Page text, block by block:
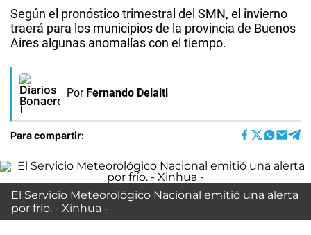
Según el pronóstico trimestral del SMN, el invierno
traerá para los municipios de la provincia de Buenos
Aires algunas anomalías con el tiempo.
Por Fernando Delaiti
Para compartir:
El Servicio Meteorológico Nacional emitió una alerta
por frío. - Xinhua -